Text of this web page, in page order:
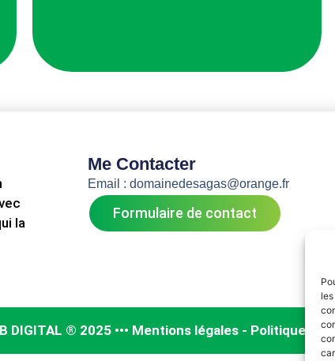
la
Me Contacter
Email : domainedesagas@orange.fr
Formulaire de contact
DIGITAL ® 2025 ••• Mentions légales - Politique